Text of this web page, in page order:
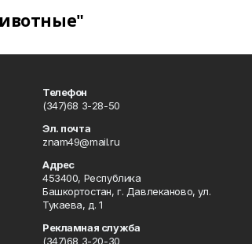
Телефон
(347)68 3-28-50
Эл. почта
znam49@mail.ru
Адрес
453400, Республика
Башкортостан, г. Давлеканово, ул.
Тукаева, д. 1
Рекламная служба
(347)68 3-20-30